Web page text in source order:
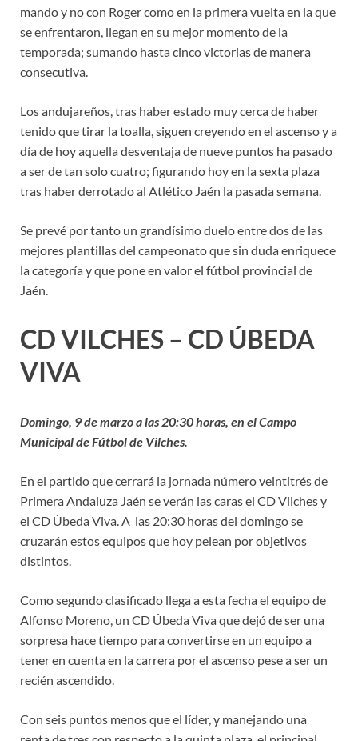
mando y no con Roger como en la primera vuelta en la que
se enfrentaron, llegan en su mejor momento de la
temporada; sumando hasta cinco victorias de manera
consecutiva.
Los andujareños, tras haber estado muy cerca de haber
tenido que tirar la toalla, siguen creyendo en el ascenso y a
día de hoy aquella desventaja de nueve puntos ha pasado
a ser de tan solo cuatro; figurando hoy en la sexta plaza
tras haber derrotado al Atlético Jaén la pasada semana.
Se prevé por tanto un grandísimo duelo entre dos de las
mejores plantillas del campeonato que sin duda enriquece
la categoría y que pone en valor el fútbol provincial de
Jaén.
CD VILCHES – CD ÚBEDA
VIVA
Domingo, 9 de marzo a las 20:30 horas, en el Campo
Municipal de Fútbol de Vilches.
En el partido que cerrará la jornada número veintitrés de
Primera Andaluza Jaén se verán las caras el CD Vilches y
el CD Úbeda Viva. A las 20:30 horas del domingo se
cruzarán estos equipos que hoy pelean por objetivos
distintos.
Como segundo clasificado llega a esta fecha el equipo de
Alfonso Moreno, un CD Úbeda Viva que dejó de ser una
sorpresa hace tiempo para convertirse en un equipo a
tener en cuenta en la carrera por el ascenso pese a ser un
recién ascendido.
Con seis puntos menos que el líder, y manejando una